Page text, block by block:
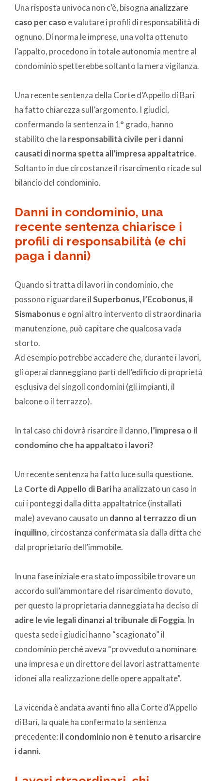
Una risposta univoca non c’è, bisogna analizzare
caso per caso e valutare i profili di responsabilità di
ognuno. Di norma le imprese, una volta ottenuto
l’appalto, procedono in totale autonomia mentre al
condominio spetterebbe soltanto la mera vigilanza.
Una recente sentenza della Corte d’Appello di Bari
ha fatto chiarezza sull’argomento. I giudici,
confermando la sentenza in 1° grado, hanno
stabilito che la responsabilità civile per i danni
causati di norma spetta all’impresa appaltatrice.
Soltanto in due circostanze il risarcimento ricade sul
bilancio del condominio.
Danni in condominio, una
recente sentenza chiarisce i
profili di responsabilità (e chi
paga i danni)
Quando si tratta di lavori in condominio, che
possono riguardare ilSuperbonus, l’Ecobonus, il
Sismabonuse ogni altro intervento di straordinaria
manutenzione, può capitare che qualcosa vada
storto.
Ad esempio potrebbe accadere che, durante i lavori,
gli operai danneggiano parti dell’edificio di proprietà
esclusiva dei singoli condomini (gli impianti, il
balcone o il terrazzo).
In tal caso chi dovrà risarcire il danno, l’impresa o il
condomino che ha appaltato i lavori?
Un recente sentenza ha fatto luce sulla questione.
La Corte di Appello di Bariha analizzato un caso in
cui i ponteggi dalla ditta appaltatrice (installati
male) avevano causato un danno al terrazzo di un
inquilino, circostanza confermata sia dalla ditta che
dal proprietario dell’immobile.
In una fase iniziale era stato impossibile trovare un
accordo sull’ammontare del risarcimento dovuto,
per questo la proprietaria danneggiata ha deciso di
adire le vie legali dinanzi al tribunale di Foggia. In
questa sede i giudici hanno “scagionato” il
condominio perché aveva “provveduto a nominare
una impresa e un direttore dei lavori astrattamente
idonei alla realizzazione delle opere appaltate”.
La vicenda è andata avanti fino alla Corte d’Appello
di Bari, la quale ha confermato la sentenza
precedente: il condominio non è tenuto a risarcire
i danni.